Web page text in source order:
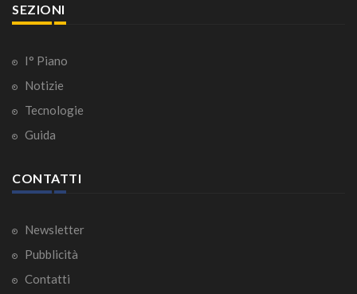
SEZIONI
I° Piano
Notizie
Tecnologie
Guida
CONTATTI
Newsletter
Pubblicità
Contatti